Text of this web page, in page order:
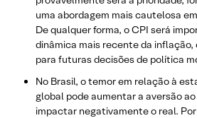
uma abordagem mais cautelosa
De qualquer forma, o CPI será
dinâmica mais recente da
para futuras decisões de política
No Brasil, o temor em relação à
global pode aumentar a aversão
impactar negativamente o real.